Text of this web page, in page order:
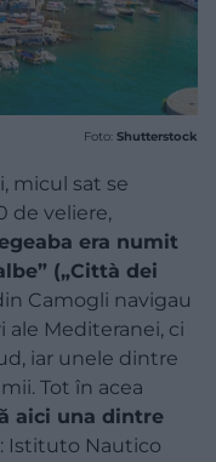
Foto: Shutterstock
micul sat se
de veliere,
era numit
(„Città dei
Camogli navigau
Mediteranei, ci
iar unele dintre
Tot în acea
aici una dintre
: Istituto Nautico